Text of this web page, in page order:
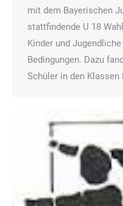
mit dem Bayerischen
stattfindende U 18
Kinder und
Bedingungen. Dazu
Schüler in den Klassen